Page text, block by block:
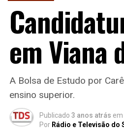
em Viana
A Bolsa de Estudo por
ensino superior.
Publicado 3 anos atrás em
Por Rádio e Televisão do